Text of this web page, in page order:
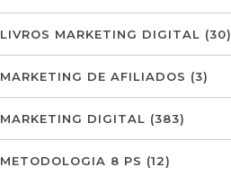
LIVROS MARKETING DIGITAL (30)
MARKETING DE AFILIADOS (3)
MARKETING DIGITAL (383)
METODOLOGIA 8 PS (12)